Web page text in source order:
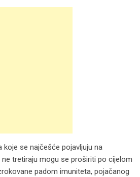
koje se najčešće pojavljuju na
tretiraju mogu se proširiti po cijelom
padom imuniteta, pojačanog